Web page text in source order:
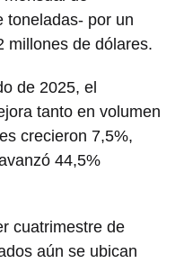
toneladas- por un
millones de dólares.
de 2025, el
tanto en volumen
crecieron 7,5%,
44,5%
cuatrimestre de
aún se ubican